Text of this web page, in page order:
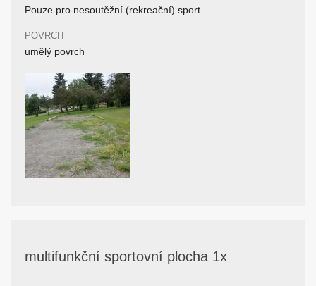
Pouze pro nesoutěžní (rekreační) sport
POVRCH
umělý povrch
multifunkční sportovní plocha 1x